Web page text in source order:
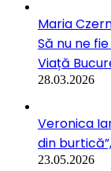
Maria
Să nu ne
Viață
28.03.2026
Veronica
din
23.05.2026